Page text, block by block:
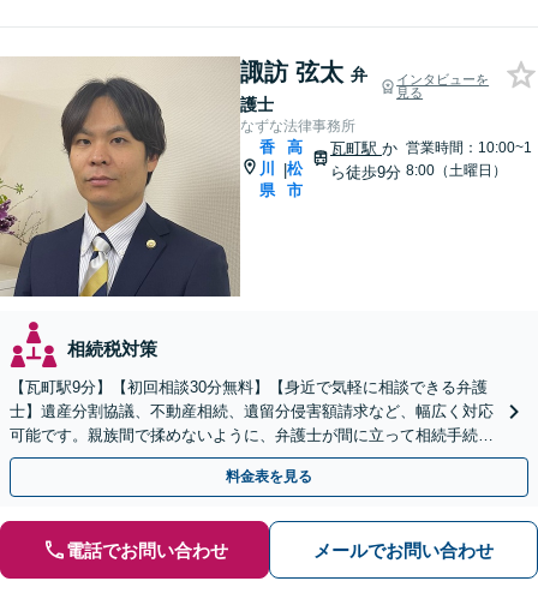
諏訪 弦太 弁
護士
インタビューを
見る
なずな法律事務所
香
川
県
|
高
松
市
瓦町駅 か
ら徒歩9分
営業時間：10:00~1
8:00（土曜日）
相続税対策
【瓦町駅9分】【初回相談30分無料】【身近で気軽に相談できる弁護
士】遺産分割協議、不動産相続、遺留分侵害額請求など、幅広く対応
可能です。親族間で揉めないように、弁護士が間に立って相続手続き
をサポートします。【電話相談可】【休日・夜間対応】
料金表を見る
電話でお問い合わせ メールでお問い合わせ